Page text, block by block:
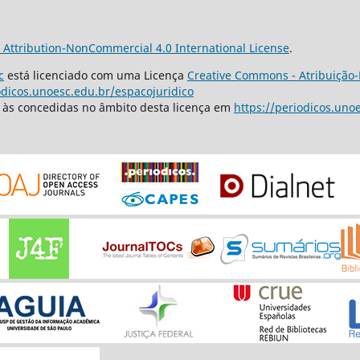
Attribution-NonCommercial 4.0 International License.
está licenciado com uma Licença Creative Commons -
espacojuridico
concedidas no âmbito desta licença em https://